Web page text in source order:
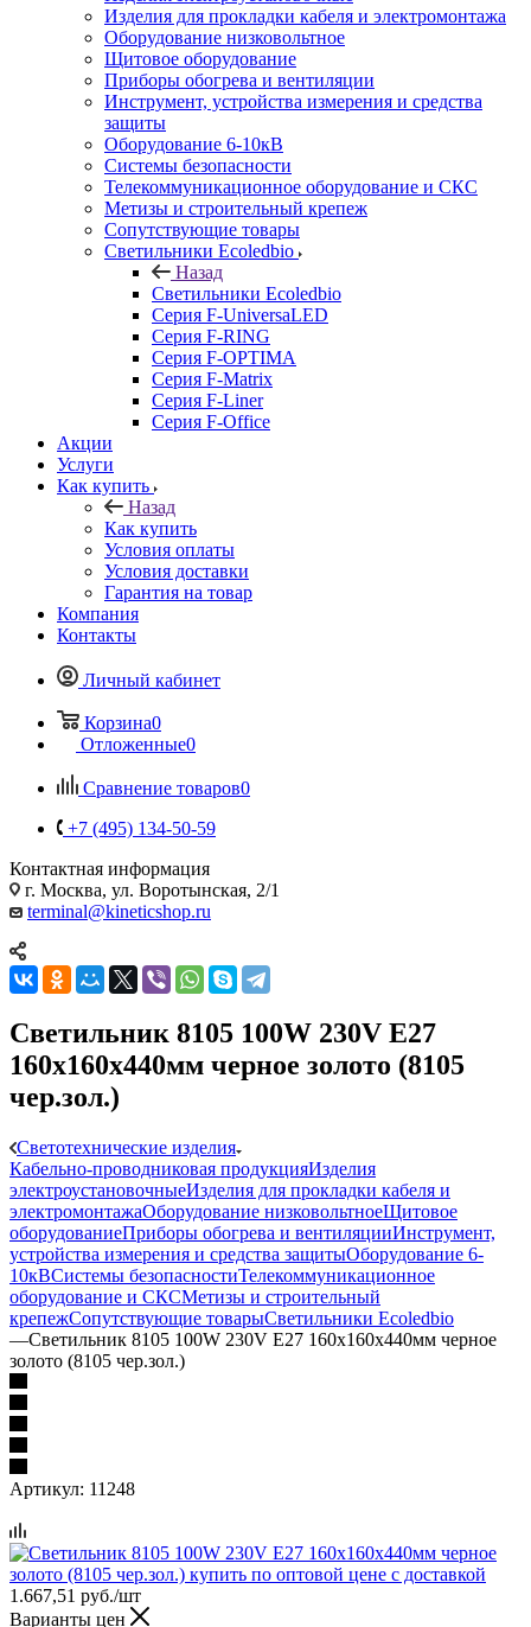
Изделия для прокладки кабеля и электромонтажа
Оборудование низковольтное
Щитовое оборудование
Приборы обогрева и вентиляции
Инструмент, устройства измерения и средства
защиты
Оборудование 6-10кВ
Системы безопасности
Телекоммуникационное оборудование и СКС
Метизы и строительный крепеж
Сопутствующие товары
Светильники Ecoledbio
Назад
Светильники Ecoledbio
Серия F-UniversaLED
Серия F-RING
Серия F-OPTIMA
Серия F-Matrix
Серия F-Liner
Серия F-Office
Акции
Услуги
Как купить
Назад
Как купить
Условия оплаты
Условия доставки
Гарантия на товар
Компания
Контакты
Личный кабинет
Корзина0
Отложенные0
Сравнение товаров0
+7 (495) 134-50-59
Контактная информация
г. Москва, ул. Воротынская, 2/1
terminal@kineticshop.ru
Светильник 8105 100W 230V E27
160х160х440мм черное золото (8105
чер.зол.)
Светотехнические изделия
Кабельно-проводниковая продукцияИзделия
электроустановочныеИзделия для прокладки кабеля и
электромонтажаОборудование низковольтноеЩитовое
оборудованиеПриборы обогрева и вентиляцииИнструмент,
устройства измерения и средства защитыОборудование 6-
10кВСистемы безопасностиТелекоммуникационное
оборудование и СКСМетизы и строительный
крепежСопутствующие товарыСветильники Ecoledbio
—Светильник 8105 100W 230V E27 160х160х440мм черное
золото (8105 чер.зол.)
Артикул: 11248
1.667,51 руб./шт
Варианты цен